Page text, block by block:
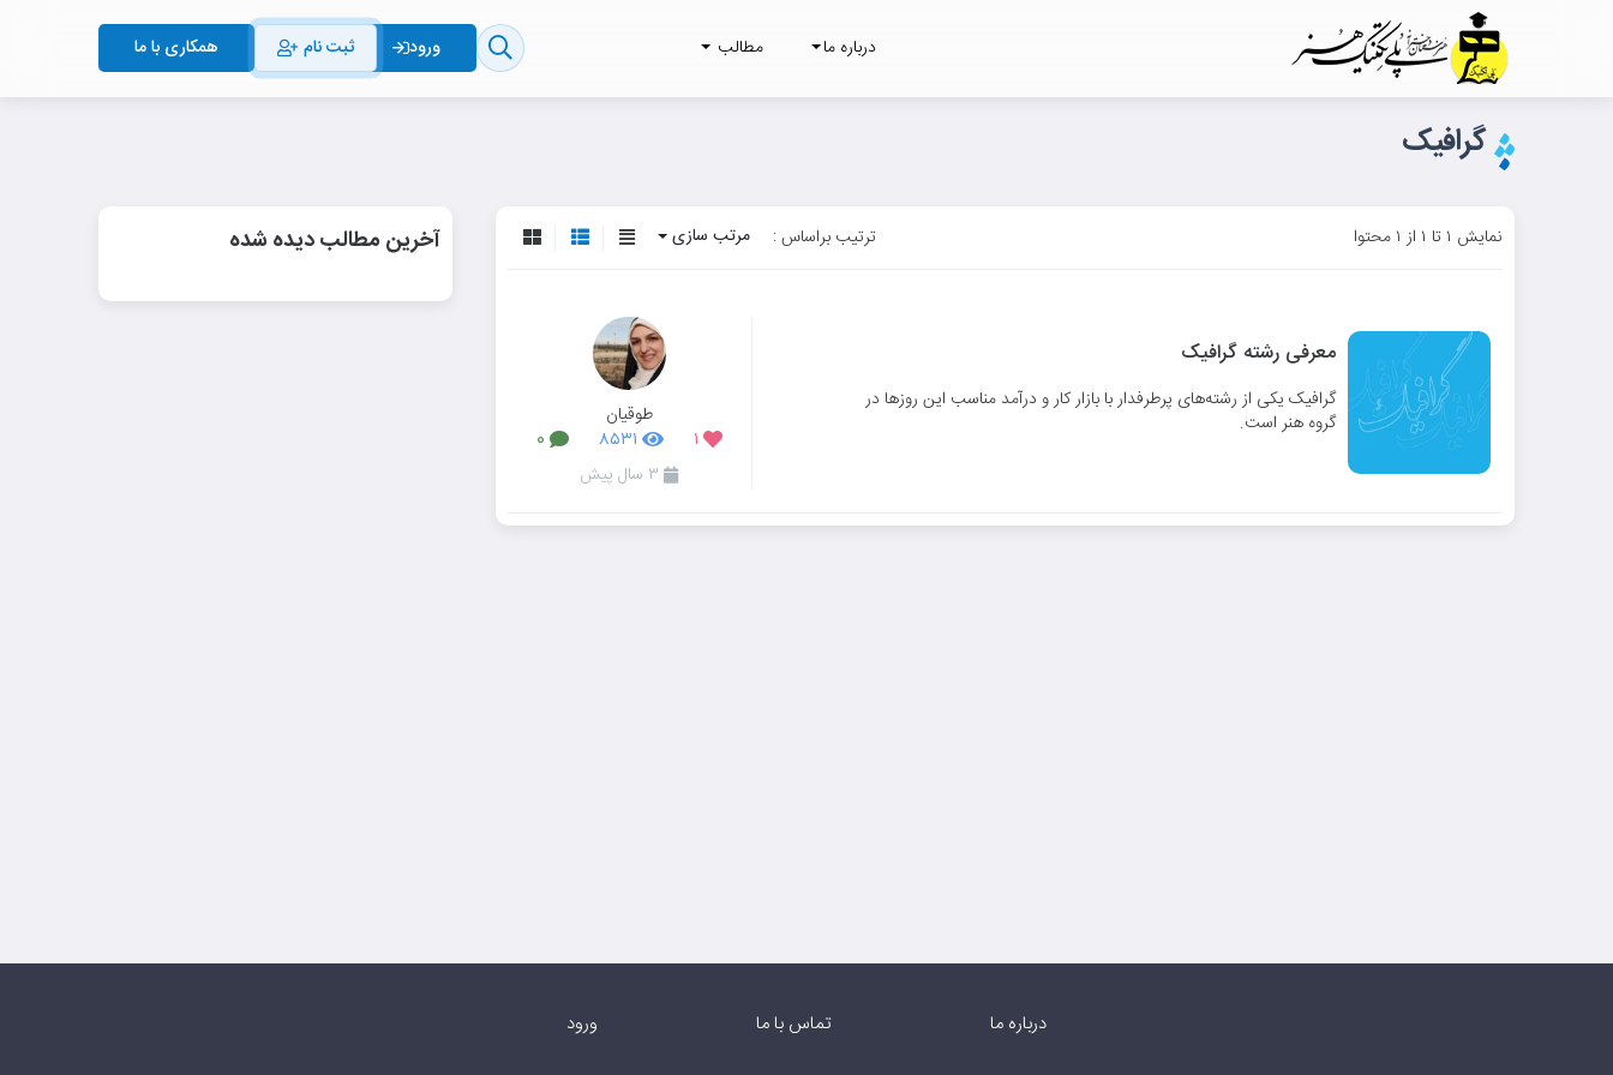
درباره ما مطالب ورود ثبت نام همکاری با ما
گرافیک
نمایش ۱ تا ۱ از ۱ محتوا ترتیب براساس : مرتب سازی
معرفی رشته گرافیک
گرافیک یکی از رشته‌های پرطرفدار با بازار کار و درآمد مناسب این روزها در
گروه هنر است.
طوقیان
۱ ۸۵۳۱ ۰
۳ سال پیش
آخرین مطالب دیده شده
درباره ما تماس با ما ورود